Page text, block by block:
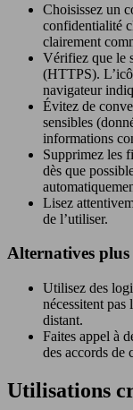
Choisissez un
confidentialité
clairement
Vérifiez que le
(HTTPS).
navigateur
Évitez de
sensibles
informations
Supprimez les
dès que
Lisez
de l’utiliser.
Alternatives plus
Utilisez des
nécessitent
distant.
Faites appel à
des accords
Utilisations